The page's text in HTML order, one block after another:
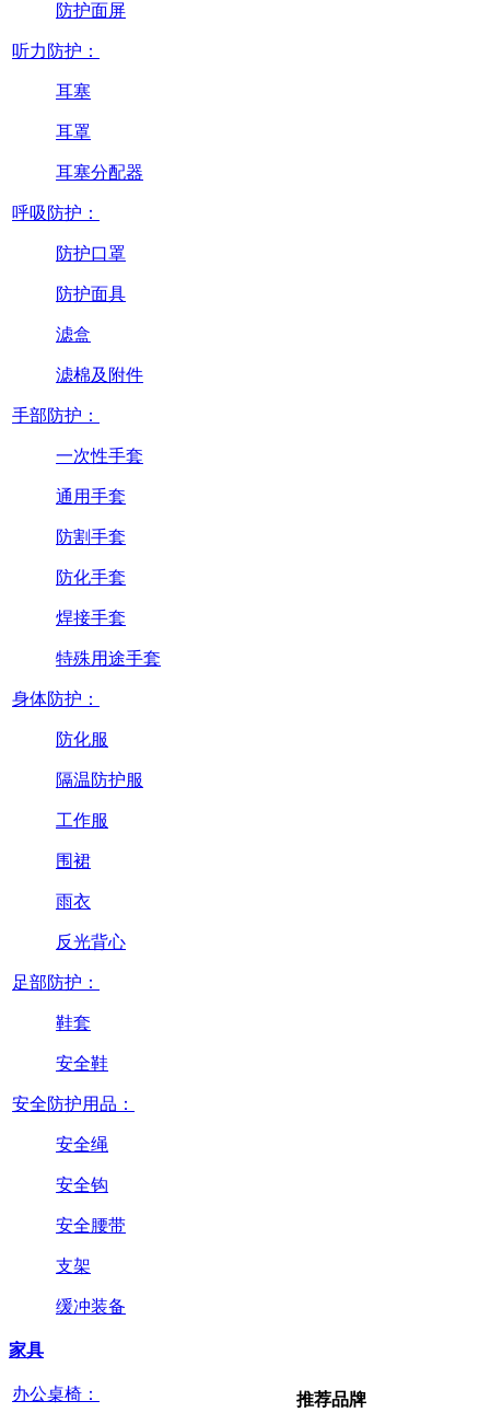
防护面屏
听力防护：
耳塞
耳罩
耳塞分配器
呼吸防护：
防护口罩
防护面具
滤盒
滤棉及附件
手部防护：
一次性手套
通用手套
防割手套
防化手套
焊接手套
特殊用途手套
身体防护：
防化服
隔温防护服
工作服
围裙
雨衣
反光背心
足部防护：
鞋套
安全鞋
安全防护用品：
安全绳
安全钩
安全腰带
支架
缓冲装备
家具
办公桌椅： 推荐品牌